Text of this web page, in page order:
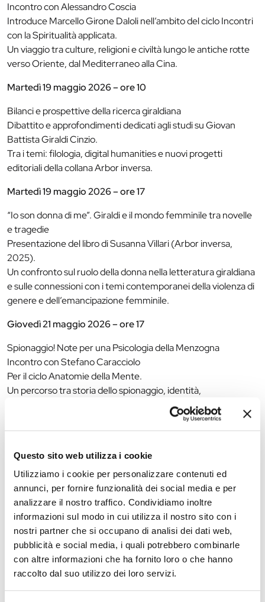
Questo sito web utilizza i cookie
Utilizziamo i cookie per personalizzare contenuti ed
annunci, per fornire funzionalità dei social media e per
analizzare il nostro traffico. Condividiamo inoltre
informazioni sul modo in cui utilizza il nostro sito con i
nostri partner che si occupano di analisi dei dati web,
pubblicità e social media, i quali potrebbero combinarle
con altre informazioni che ha fornito loro o che hanno
raccolto dal suo utilizzo dei loro servizi.
Incontro con Alessandro Coscia
Introduce Marcello Girone Daloli nell’ambito del ciclo Incontri
con la Spiritualità applicata.
Un viaggio tra culture, religioni e civiltà lungo le antiche rotte
verso Oriente, dal Mediterraneo alla Cina.
Martedì 19 maggio 2026 – ore 10
Bilanci e prospettive della ricerca giraldiana
Dibattito e approfondimenti dedicati agli studi su Giovan
Battista Giraldi Cinzio.
Tra i temi: filologia, digital humanities e nuovi progetti
editoriali della collana Arbor inversa.
Martedì 19 maggio 2026 – ore 17
“Io son donna di me”. Giraldi e il mondo femminile tra novelle
e tragedie
Presentazione del libro di Susanna Villari (Arbor inversa,
2025).
Un confronto sul ruolo della donna nella letteratura giraldiana
e sulle connessioni con i temi contemporanei della violenza di
genere e dell’emancipazione femminile.
Giovedì 21 maggio 2026 – ore 17
Spionaggio! Note per una Psicologia della Menzogna
Incontro con Stefano Caracciolo
Per il ciclo Anatomie della Mente.
Un percorso tra storia dello spionaggio, identità,
travestimento e manipolazione, da Mata Hari a James Bond
fino alla cyber intelligence contemporanea.
Live
Presentazione del libro di Alberto Gedda (Fusta Editore,
2025).
Settanta concerti, grandi artisti e fotografie che raccontano
l’emozione della musica dal vivo tra festival, città e palchi
internazionali.
Giovedì 28 maggio 2026 – ore 17